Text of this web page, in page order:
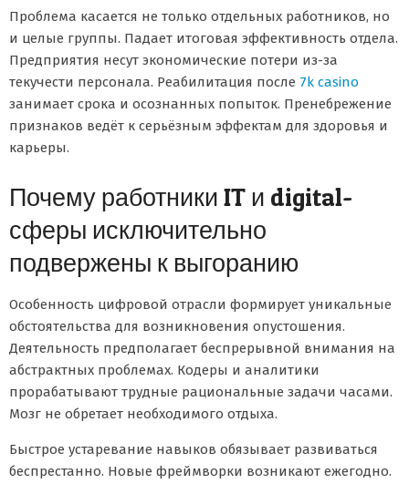
Проблема касается не только отдельных работников, но
и целые группы. Падает итоговая эффективность отдела.
Предприятия несут экономические потери из-за
текучести персонала. Реабилитация после 7k casino
занимает срока и осознанных попыток. Пренебрежение
признаков ведёт к серьёзным эффектам для здоровья и
карьеры.
Почему работники IT и digital-
сферы исключительно
подвержены к выгоранию
Особенность цифровой отрасли формирует уникальные
обстоятельства для возникновения опустошения.
Деятельность предполагает беспрерывной внимания на
абстрактных проблемах. Кодеры и аналитики
прорабатывают трудные рациональные задачи часами.
Мозг не обретает необходимого отдыха.
Быстрое устаревание навыков обязывает развиваться
беспрестанно. Новые фреймворки возникают ежегодно.